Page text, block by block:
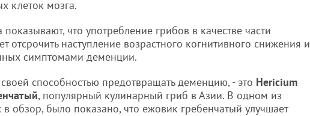
клеток мозга.
что употребление грибов в качестве части
отсрочить наступление возрастного когнитивного снижения и
симптомами деменции.
способностью предотвращать деменцию, - это Hericium
, популярный кулинарный гриб в Азии. В одном из
обзор, было показано, что ежовик гребенчатый улучшает